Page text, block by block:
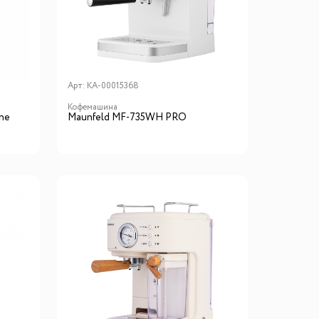
размера
подсветки
Арт: КА-00015368
Кофемашина
Maunfeld MF-735WH PRO